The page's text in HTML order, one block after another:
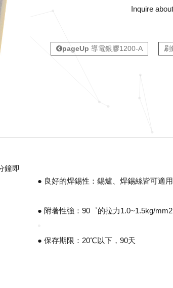
Inquire
pageUp 導電銀膠1200-A 刷
鐘即
● 良好的焊錫性：錫爐、焊錫絲皆可適用
● 附著性強：90゜的拉力1.0~1.5kg/mm2
● 保存期限：20℃以下，90天